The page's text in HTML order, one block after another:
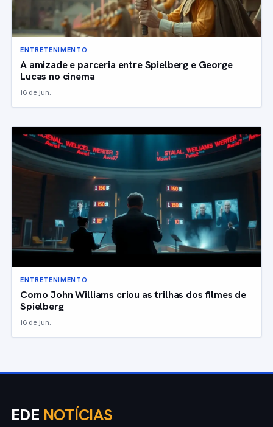
ENTRETENIMENTO
A amizade e parceria entre Spielberg e George
Lucas no cinema
16 de jun.
ENTRETENIMENTO
Como John Williams criou as trilhas dos filmes de
Spielberg
16 de jun.
EDE NOTÍCIAS